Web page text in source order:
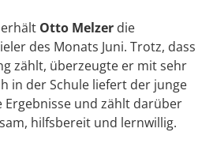
Otto Melzer die
des Monats Juni. Trotz, dass
zählt, überzeugte er mit sehr
in der Schule liefert der junge
Ergebnisse und zählt darüber
hilfsbereit und lernwillig.